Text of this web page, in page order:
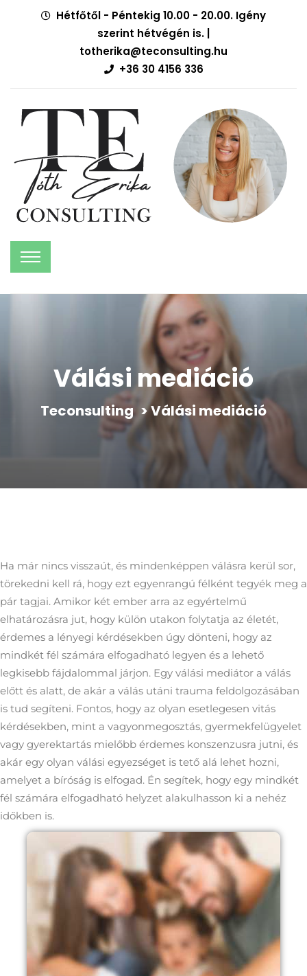
Hétfőtől - Péntekig 10.00 - 20.00. Igény
szerint hétvégén is. |
totherika@teconsulting.hu
+36 30 4156 336
Válási mediáció
Teconsulting >Válási mediáció
Ha már nincs visszaút, és mindenképpen válásra kerül sor,
törekedni kell rá, hogy ezt egyenrangú félként tegyék meg a
pár tagjai. Amikor két ember arra az egyértelmű
elhatározásra jut, hogy külön utakon folytatja az életét,
érdemes a lényegi kérdésekben úgy dönteni, hogy az
mindkét fél számára elfogadható legyen és a lehető
legkisebb fájdalommal járjon. Egy válási mediátor a válás
előtt és alatt, de akár a válás utáni trauma feldolgozásában
is tud segíteni. Fontos, hogy az olyan esetlegesen vitás
kérdésekben, mint a vagyonmegosztás, gyermekfelügyelet
vagy gyerektartás mielőbb érdemes konszenzusra jutni, és
akár egy olyan válási egyezséget is tető alá lehet hozni,
amelyet a bíróság is elfogad. Én segítek, hogy egy mindkét
fél számára elfogadható helyzet alakulhasson ki a nehéz
időkben is.